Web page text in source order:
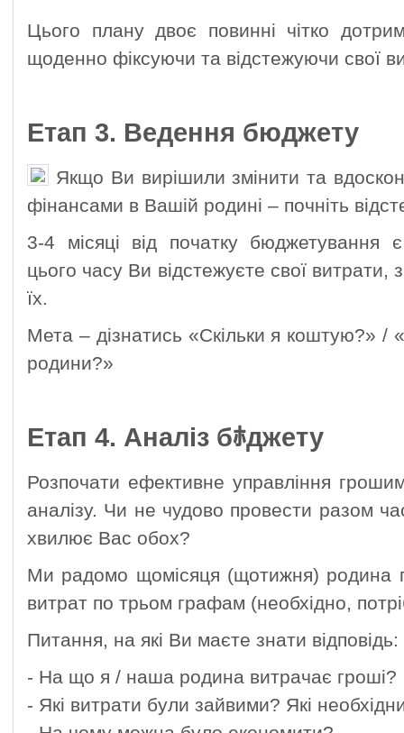
Цього плану двоє повинні чітко
щоденно фіксуючи та відстежуючи свої
Етап 3. Ведення бюджету
Якщо Ви вирішили змінити та
фінансами в Вашій родині – почніть
3-4 місяці від початку бюджетування
цього часу Ви відстежуєте свої витрати,
їх.
Мета – дізнатись «Скільки я коштую?» /
родини?»
Етап 4. Аналіз бﾎджету
Розпочати ефективне управління
аналізу. Чи не чудово провести разом
хвилює Вас обох?
Ми радомо щомісяця (щотижня) родина
витрат по трьом графам (необхідно,
Питання, на які Ви маєте знати відповідь:
- На що я / наша родина витрачає гроші?
- Які витрати були зайвими? Які